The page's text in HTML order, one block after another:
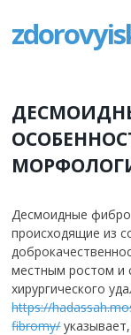
Десмоидные
происходящие из
местным ростом и
хирургического
https://
fibromy/